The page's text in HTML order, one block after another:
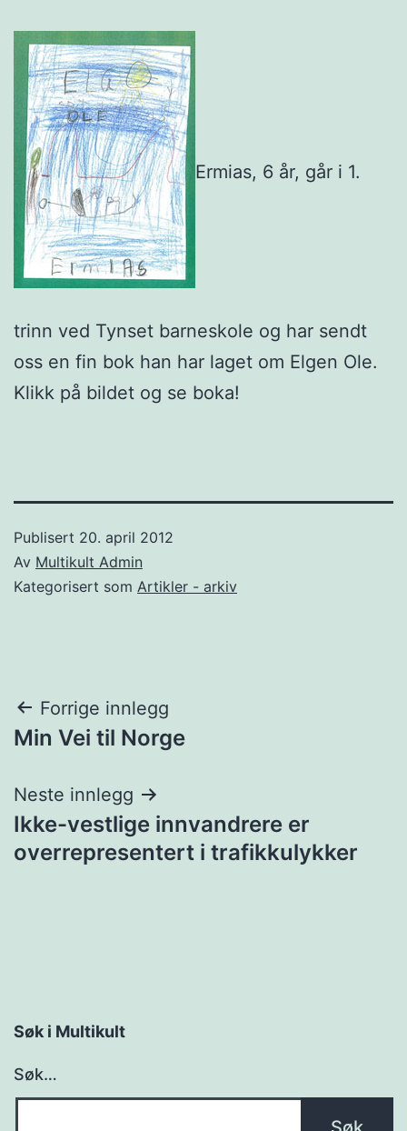
Ermias, 6 år, går i 1.
trinn ved Tynset barneskole og har sendt
oss en fin bok han har laget om Elgen Ole.
Klikk på bildet og se boka!
Publisert 20. april 2012
Av Multikult Admin
Kategorisert som Artikler - arkiv
Innleggsnavigasjon
Forrige innlegg
Min Vei til Norge
Neste innlegg
Ikke-vestlige innvandrere er
overrepresentert i trafikkulykker
Søk i Multikult
Søk…